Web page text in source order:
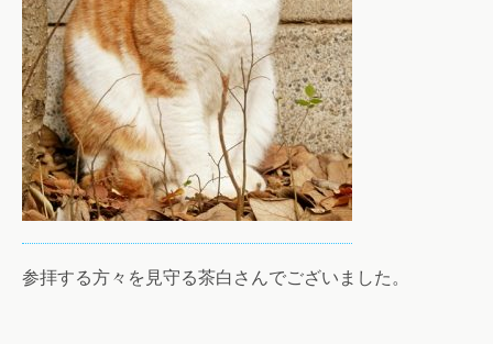
参拝する方々を見守る茶白さんでございました。